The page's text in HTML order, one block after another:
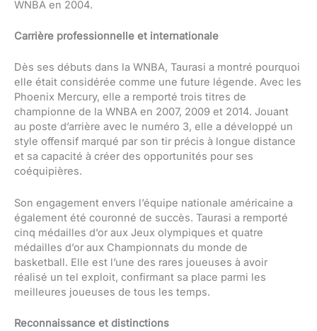
WNBA en 2004.
Carrière professionnelle et internationale
Dès ses débuts dans la WNBA, Taurasi a montré pourquoi
elle était considérée comme une future légende. Avec les
Phoenix Mercury, elle a remporté trois titres de
championne de la WNBA en 2007, 2009 et 2014. Jouant
au poste d’arrière avec le numéro 3, elle a développé un
style offensif marqué par son tir précis à longue distance
et sa capacité à créer des opportunités pour ses
coéquipières.
Son engagement envers l’équipe nationale américaine a
également été couronné de succès. Taurasi a remporté
cinq médailles d’or aux Jeux olympiques et quatre
médailles d’or aux Championnats du monde de
basketball. Elle est l’une des rares joueuses à avoir
réalisé un tel exploit, confirmant sa place parmi les
meilleures joueuses de tous les temps.
Reconnaissance et distinctions